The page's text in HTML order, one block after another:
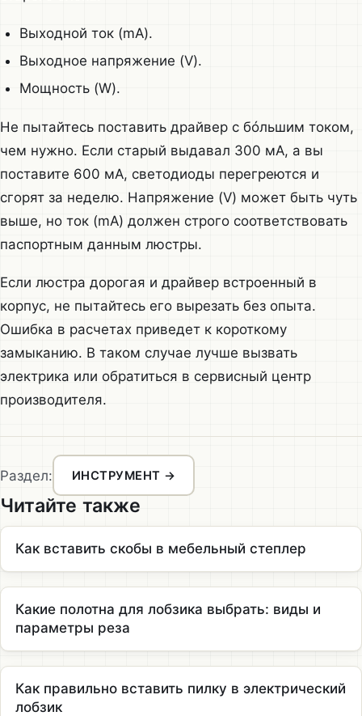
Выходной ток (mA).
Выходное напряжение (V).
Мощность (W).
Не пытайтесь поставить драйвер с бóльшим током,
чем нужно. Если старый выдавал 300 мА, а вы
поставите 600 мА, светодиоды перегреются и
сгорят за неделю. Напряжение (V) может быть чуть
выше, но ток (mA) должен строго соответствовать
паспортным данным люстры.
Если люстра дорогая и драйвер встроенный в
корпус, не пытайтесь его вырезать без опыта.
Ошибка в расчетах приведет к короткому
замыканию. В таком случае лучше вызвать
электрика или обратиться в сервисный центр
производителя.
Раздел: ИНСТРУМЕНТ →
Читайте также
Как вставить скобы в мебельный степлер
Какие полотна для лобзика выбрать: виды и
параметры реза
Как правильно вставить пилку в электрический
лобзик